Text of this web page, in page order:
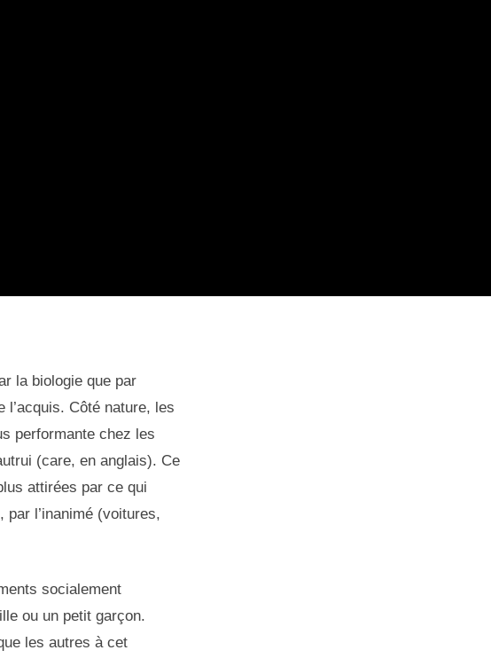
la biologie que par
l’acquis. Côté nature, les
performante chez les
(care, en anglais). Ce
attirées par ce qui
l’inanimé (voitures,
socialement
ou un petit garçon.
les autres à cet